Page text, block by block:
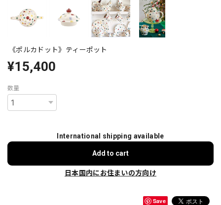
《ポルカドット》ティーポット
¥15,400
数量
International shipping available
Add to cart
日本国内にお住まいの方向け
Save